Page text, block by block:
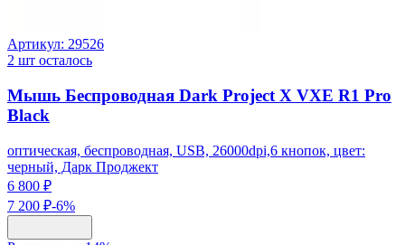
Артикул: 29526
2 шт осталось
Мышь Беспроводная Dark Project X VXE R1 Pro
Black
оптическая, беспроводная, USB, 26000dpi,6 кнопок, цвет:
черный, Дарк Проджект
6 800 ₽
7 200 ₽-6%